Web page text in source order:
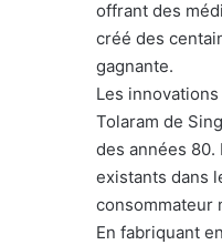
offrant des
créé des
gagnante.
Les
Tolaram de
des années
existants dans
consommateur
En fabriquant